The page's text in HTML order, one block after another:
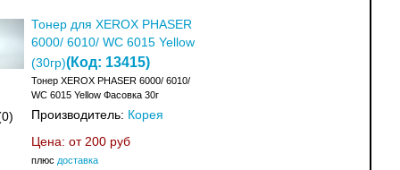
Тонер для XEROX PHASER
6000/ 6010/ WC 6015 Yellow
(30гр)(Код: 13415)
Тонер XEROX PHASER 6000/ 6010/
WC 6015 Yellow Фасовка 30г
Производитель: Корея
Цена: от 200 руб
плюс доставка